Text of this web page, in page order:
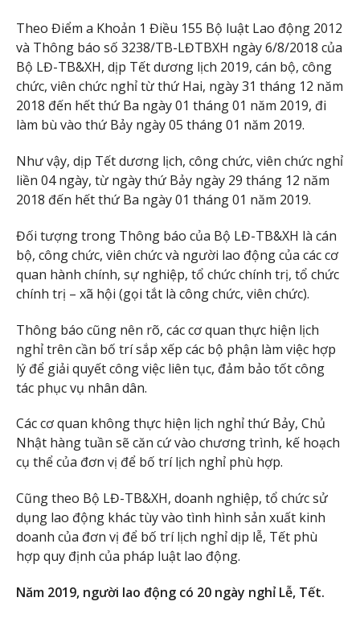
Theo Điểm a Khoản 1 Điều 155 Bộ luật Lao động 2012
và Thông báo số 3238/TB-LĐTBXH ngày 6/8/2018 của
Bộ LĐ-TB&XH, dịp Tết dương lịch 2019, cán bộ, công
chức, viên chức nghỉ từ thứ Hai, ngày 31 tháng 12 năm
2018 đến hết thứ Ba ngày 01 tháng 01 năm 2019, đi
làm bù vào thứ Bảy ngày 05 tháng 01 năm 2019.
Như vậy, dịp Tết dương lịch, công chức, viên chức nghỉ
liền 04 ngày, từ ngày thứ Bảy ngày 29 tháng 12 năm
2018 đến hết thứ Ba ngày 01 tháng 01 năm 2019.
Đối tượng trong Thông báo của Bộ LĐ-TB&XH là cán
bộ, công chức, viên chức và người lao động của các cơ
quan hành chính, sự nghiệp, tổ chức chính trị, tổ chức
chính trị – xã hội (gọi tắt là công chức, viên chức).
Thông báo cũng nên rõ, các cơ quan thực hiện lịch
nghỉ trên cần bố trí sắp xếp các bộ phận làm việc hợp
lý để giải quyết công việc liên tục, đảm bảo tốt công
tác phục vụ nhân dân.
Các cơ quan không thực hiện lịch nghỉ thứ Bảy, Chủ
Nhật hàng tuần sẽ căn cứ vào chương trình, kế hoạch
cụ thể của đơn vị để bố trí lịch nghỉ phù hợp.
Cũng theo Bộ LĐ-TB&XH, doanh nghiệp, tổ chức sử
dụng lao động khác tùy vào tình hình sản xuất kinh
doanh của đơn vị để bố trí lịch nghỉ dịp lễ, Tết phù
hợp quy định của pháp luật lao động.
Năm 2019, người lao động có 20 ngày nghỉ Lễ, Tết.